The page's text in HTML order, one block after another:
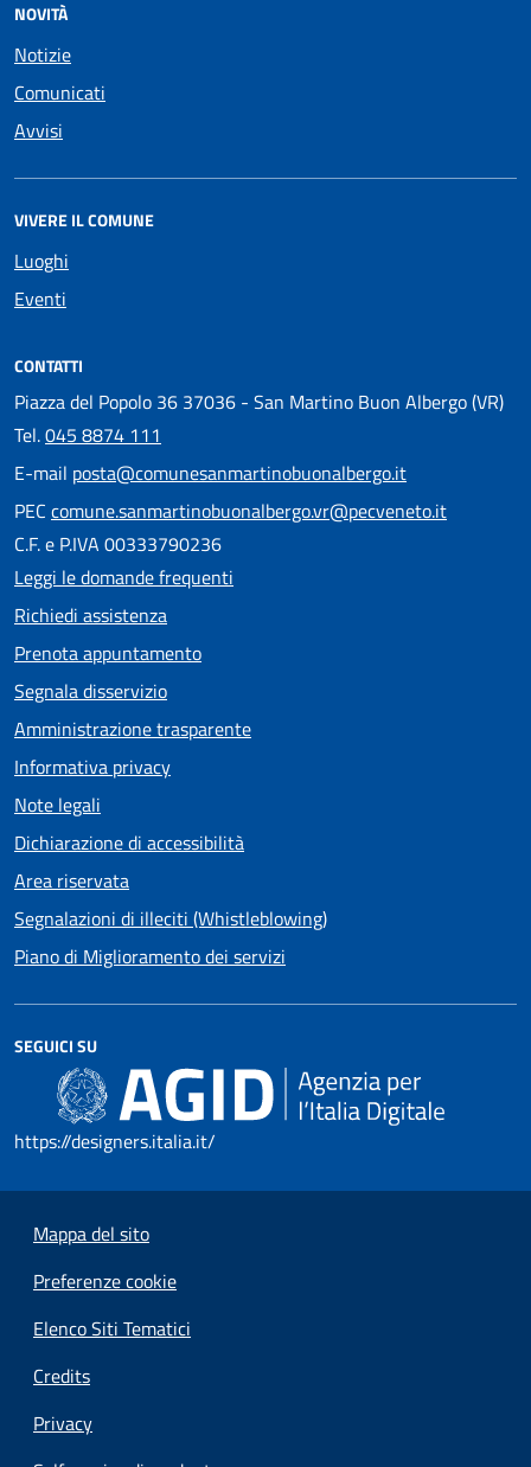
NOVITÀ
Notizie
Comunicati
Avvisi
VIVERE IL COMUNE
Luoghi
Eventi
CONTATTI
Piazza del Popolo 36 37036 - San Martino Buon Albergo (VR)
Tel.045 8874 111
E-mail posta@comunesanmartinobuonalbergo.it
PEC comune.sanmartinobuonalbergo.vr@pecveneto.it
C.F. e P.IVA 00333790236
Leggi le domande frequenti
Richiedi assistenza
Prenota appuntamento
Segnala disservizio
Amministrazione trasparente
Informativa privacy
Note legali
Dichiarazione di accessibilità
Area riservata
Segnalazioni di illeciti (Whistleblowing)
Piano di Miglioramento dei servizi
SEGUICI SU
https://designers.italia.it/
Mappa del sito
Preferenze cookie
Elenco Siti Tematici
Credits
Privacy